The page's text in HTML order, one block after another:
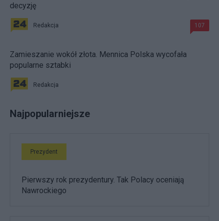
decyzję
Redakcja 107
Zamieszanie wokół złota. Mennica Polska wycofała
popularne sztabki
Redakcja
Najpopularniejsze
Prezydent
Pierwszy rok prezydentury. Tak Polacy oceniają
Nawrockiego